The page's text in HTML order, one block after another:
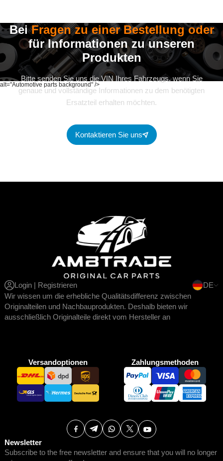
alt="Automotive parts background" />
BeiFragen zu einer Bestellung oder
für Informationen zu unseren
Produkten
Bitte senden Sie uns die VIN Ihres Fahrzeugs, wenn Sie
genaue und vollständige Informationen zu dem benötigten
Ersatzteil erhalten möchten.
Kontaktieren Sie uns
Login | Registrieren
DE
Wir wissen um die erhebliche Qualitätsdifferenz zwischen
Originalteilen und Nachbauprodukten. Deshalb bieten wir
ausschließlich Originalteile direkt vom Hersteller an
Versandoptionen Zahlungsmethoden
Newsletter
Subscribe to the free newsletter and ensure that you will no longer